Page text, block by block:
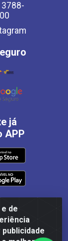
de
já
APP
LTDA -
Santa Rosa,
0001-50